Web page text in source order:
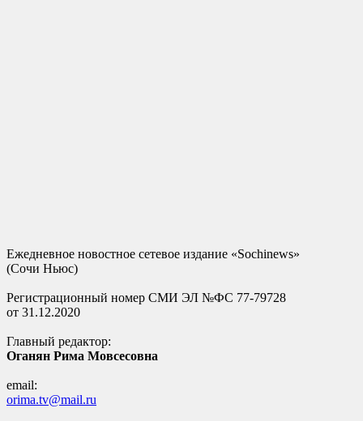
Ежедневное новостное сетевое издание «Sochinews»
(Сочи Ньюс)
Регистрационный номер СМИ ЭЛ №ФС 77-79728
от 31.12.2020
Главный редактор:
Оганян Рима Мовсесовна
email:
orima.tv@mail.ru